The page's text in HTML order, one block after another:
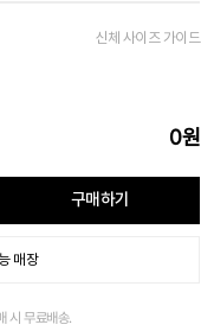
미러 스윔 고글
신체 사이즈 가이드
0원
구매하기
매장
시 무료배송.